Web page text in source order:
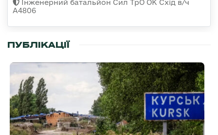
Інженерний батальйон Сил ТрО ОК Схід в/ч
А4806
ПУБЛІКАЦІЇ